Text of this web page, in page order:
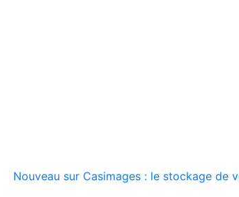
Nouveau sur Casimages : le stockage de